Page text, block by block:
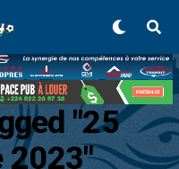
"25
2023"